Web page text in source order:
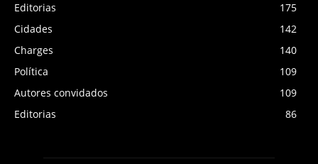
Editorias
175
Cidades
142
Charges
140
Política
109
Autores convidados
109
Editorias
86